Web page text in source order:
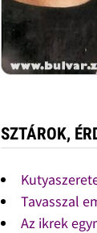
SZTÁROK,
Tavasszal
Az ikrek